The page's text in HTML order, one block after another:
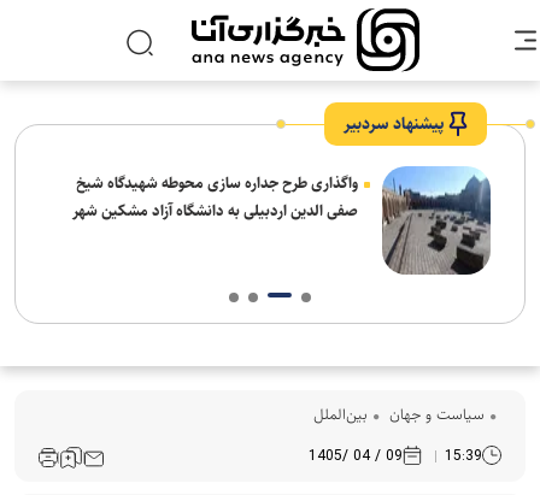
پیشنهاد سردبیر
واگذاری طرح جداره سازی محوطه شهیدگاه شیخ
صفی الدین اردبیلی به دانشگاه آزاد مشکین شهر
سیاست و جهان بین‌الملل
15:39
09 / 04 /1405